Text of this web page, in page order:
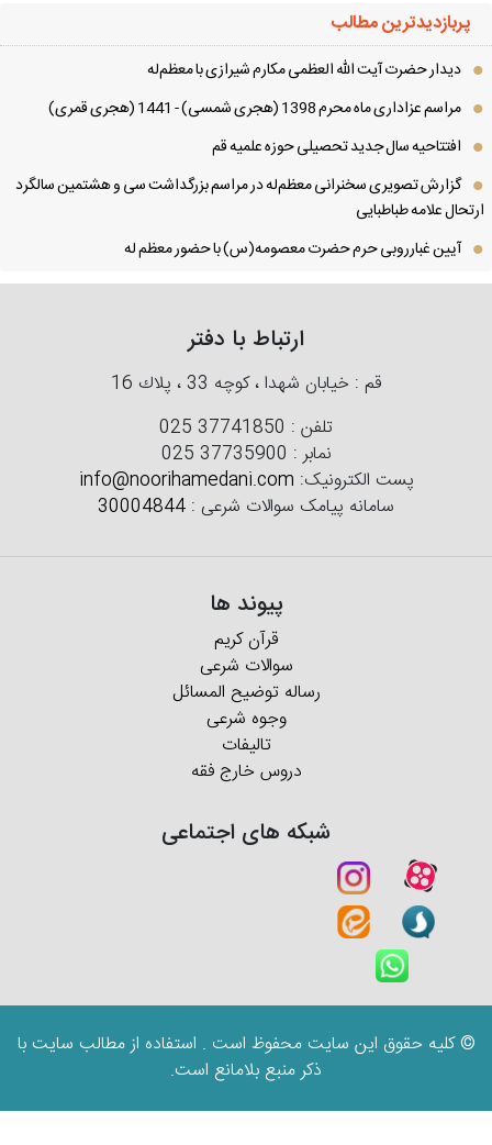
پربازدیدترین مطالب
دیدار حضرت آیت الله العظمی مكارم شیرازی با معظم‌له
مراسم عزاداری ماه محرم 1398 (هجری شمسی) - 1441 (هجری قمری)
افتتاحیه سال جدید تحصیلی حوزه علمیه قم
گزارش تصویری سخنرانی معظم‌له در مراسم بزرگداشت سی و هشتمین سالگرد
علامه طباطبایی
آیین غبارروبی حرم حضرت معصومه(س) با حضور معظم له
ارتباط با دفتر
قم : خیابان شهدا ، كوچه 33 ، پلاك 16
تلفن :025 37741850
نمابر :025 37735900
پست الکترونیک:info@noorihamedani.com
سامانه پیامک سوالات شرعی : 30004844
پیوند ها
قرآن کریم
سوالات شرعی
رساله توضیح المسائل
وجوه شرعی
تالیفات
دروس خارج فقه
شبکه های اجتماعی
© کلیه حقوق این سایت محفوظ است . استفاده از مطالب سایت با
ذکر منبع بلامانع است.